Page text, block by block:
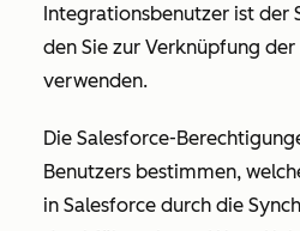
Integrationsbenutzer ist der
den Sie zur Verknüpfung
verwenden.
Die Salesforce-
Benutzers bestimmen,
in Salesforce durch die